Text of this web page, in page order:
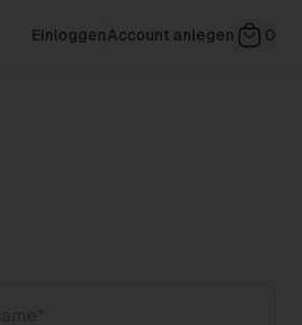
EinloggenAccount anlegen 0